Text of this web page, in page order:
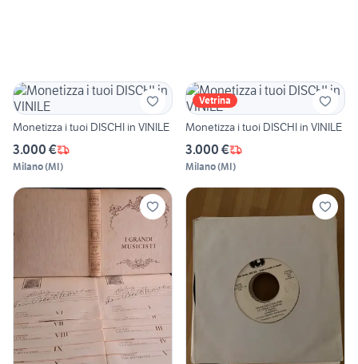
Monetizza i tuoi DISCHI in VINILE
3.000 €
Milano(MI)
Vetrina
Monetizza i tuoi DISCHI in VINILE
3.000 €
Milano(MI)